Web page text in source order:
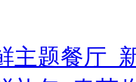
主题餐厅_